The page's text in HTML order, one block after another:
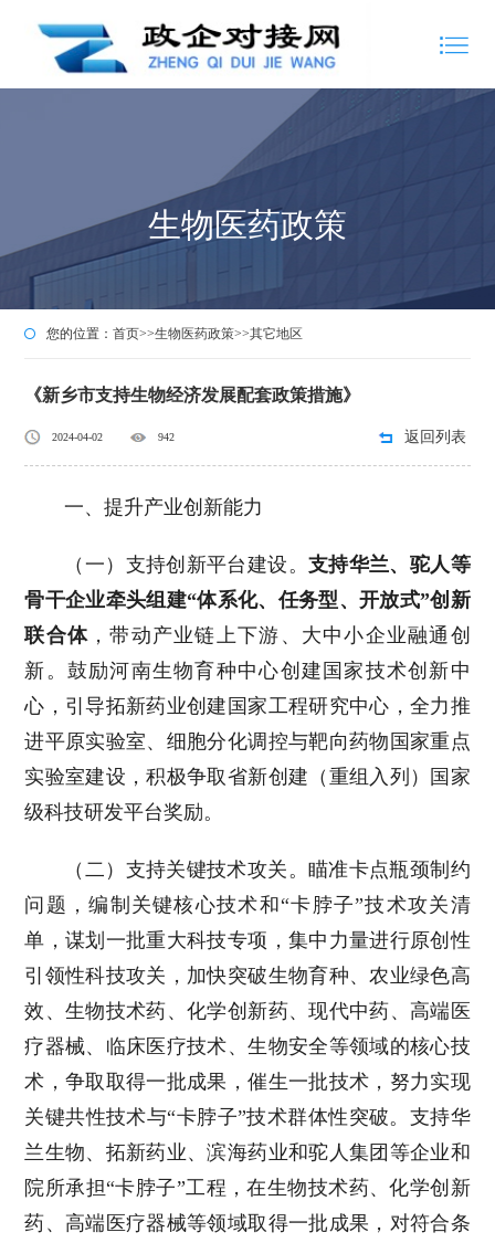
生物医药政策
您的位置：首页>>生物医药政策>>其它地区
《新乡市支持生物经济发展配套政策措施》
2024-04-02 942 返回列表
一、提升产业创新能力
（一）支持创新平台建设。 支持华兰、驼人等
骨干企业牵头组建“体系化、任务型、开放式”创新
联合体 ，带动产业链上下游、大中小企业融通创
新。鼓励河南生物育种中心创建国家技术创新中
心，引导拓新药业创建国家工程研究中心，全力推
进平原实验室、细胞分化调控与靶向药物国家重点
实验室建设，积极争取省新创建（重组入列）国家
级科技研发平台奖励。
（二）支持关键技术攻关。瞄准卡点瓶颈制约
问题，编制关键核心技术和“卡脖子”技术攻关清
单，谋划一批重大科技专项，集中力量进行原创性
引领性科技攻关，加快突破生物育种、农业绿色高
效、生物技术药、化学创新药、现代中药、高端医
疗器械、临床医疗技术、生物安全等领域的核心技
术，争取取得一批成果，催生一批技术，努力实现
关键共性技术与“卡脖子”技术群体性突破。支持华
兰生物、拓新药业、滨海药业和驼人集团等企业和
院所承担“卡脖子”工程，在生物技术药、化学创新
药、高端医疗器械等领域取得一批成果，对符合条